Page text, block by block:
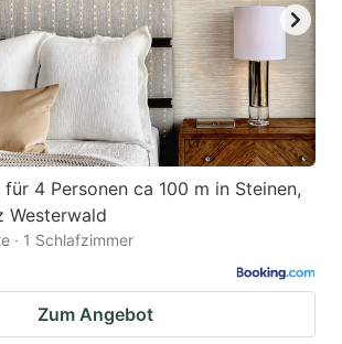
für 4 Personen ca 100 m in Steinen,
Westerwald
· 1 Schlafzimmer
Zum Angebot